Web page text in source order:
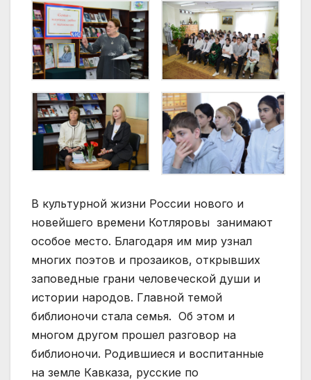
В культурной жизни России нового и
новейшего времени Котляровы занимают
особое место. Благодаря им мир узнал
многих поэтов и прозаиков, открывших
заповедные грани человеческой души и
истории народов. Главной темой
библионочи стала семья. Об этом и
многом другом прошел разговор на
библионочи. Родившиеся и воспитанные
на земле Кавказа, русские по